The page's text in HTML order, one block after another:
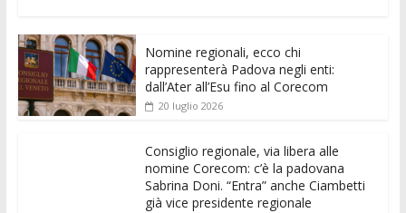
e
b
o
o
itt
er l s
A
p
p
ss
e
n
er
di
t
k
e
dI
di
vi
Nomine regionali, ecco chi
rappresenterà Padova negli enti:
dall’Ater all’Esu fino al Corecom
20 luglio 2026
Consiglio regionale, via libera alle
nomine Corecom: c’è la padovana
Sabrina Doni. “Entra” anche Ciambetti
già vice presidente regionale